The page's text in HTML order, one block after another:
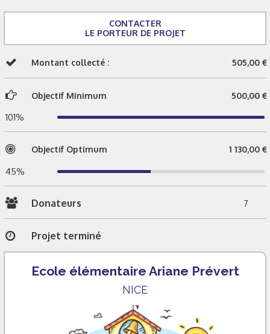
CONTACTER
LE PORTEUR DE PROJET
Montant collecté : 505,00 €
Objectif Minimum 500,00 €
101%
Objectif Optimum 1 130,00 €
45%
Donateurs 7
Projet terminé
Ecole élémentaire Ariane Prévert
NICE